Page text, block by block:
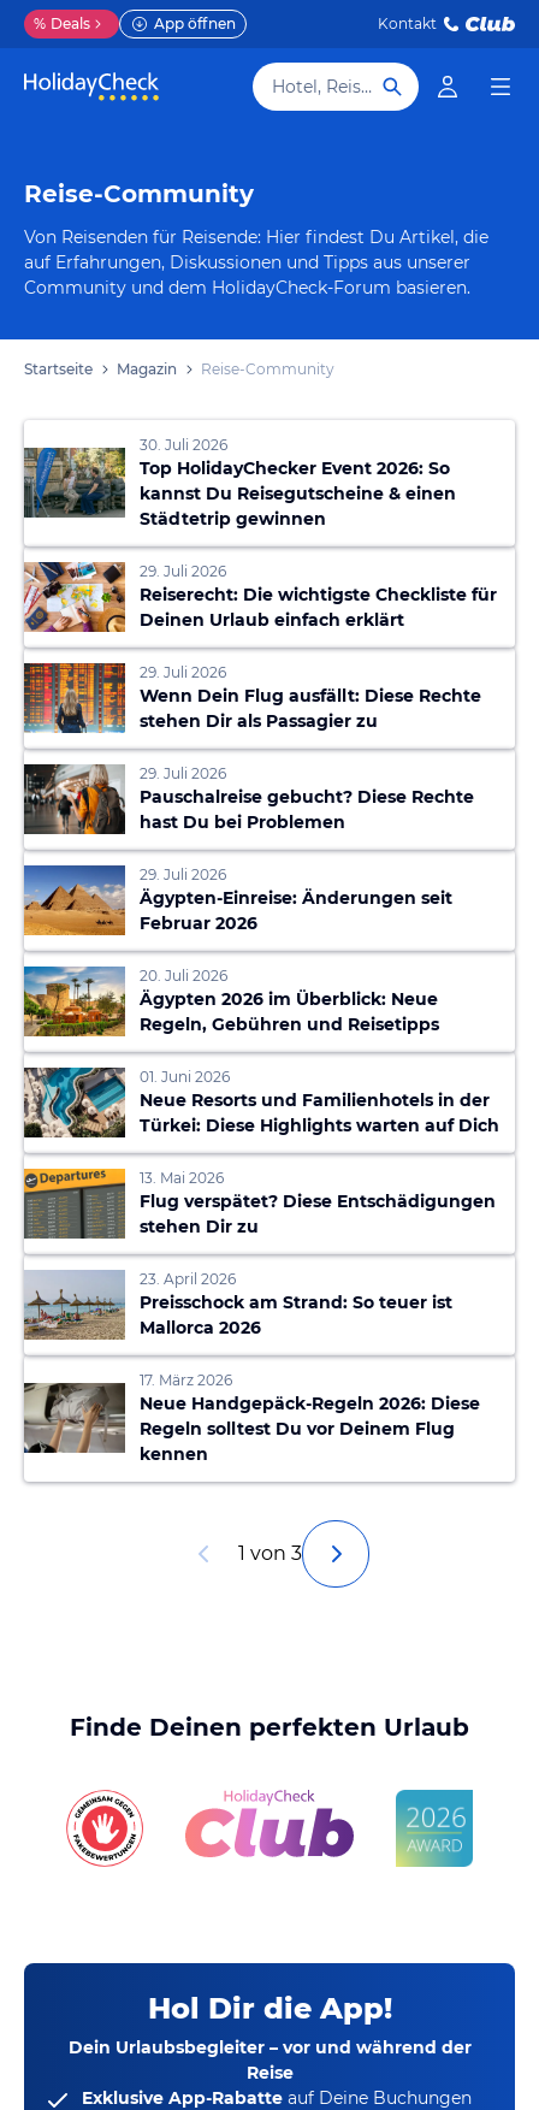
% Deals App öffnen Kontakt
Hotel, Reiseziel
Reise-Community
Von Reisenden für Reisende: Hier findest Du Artikel, die
auf Erfahrungen, Diskussionen und Tipps aus unserer
Community und dem HolidayCheck-Forum basieren.
Startseite Magazin Reise-Community
30. Juli 2026
Top HolidayChecker Event 2026: So
kannst Du Reisegutscheine & einen
Städtetrip gewinnen
29. Juli 2026
Reiserecht: Die wichtigste Checkliste für
Deinen Urlaub einfach erklärt
29. Juli 2026
Wenn Dein Flug ausfällt: Diese Rechte
stehen Dir als Passagier zu
29. Juli 2026
Pauschalreise gebucht? Diese Rechte
hast Du bei Problemen
29. Juli 2026
Ägypten-Einreise: Änderungen seit
Februar 2026
20. Juli 2026
Ägypten 2026 im Überblick: Neue
Regeln, Gebühren und Reisetipps
01. Juni 2026
Neue Resorts und Familienhotels in der
Türkei: Diese Highlights warten auf Dich
13. Mai 2026
Flug verspätet? Diese Entschädigungen
stehen Dir zu
23. April 2026
Preisschock am Strand: So teuer ist
Mallorca 2026
17. März 2026
Neue Handgepäck-Regeln 2026: Diese
Regeln solltest Du vor Deinem Flug
kennen
1 von 3
Finde Deinen perfekten Urlaub
Hol Dir die App!
Dein Urlaubsbegleiter – vor und während der
Reise
Exklusive App-Rabatte auf Deine Buchungen